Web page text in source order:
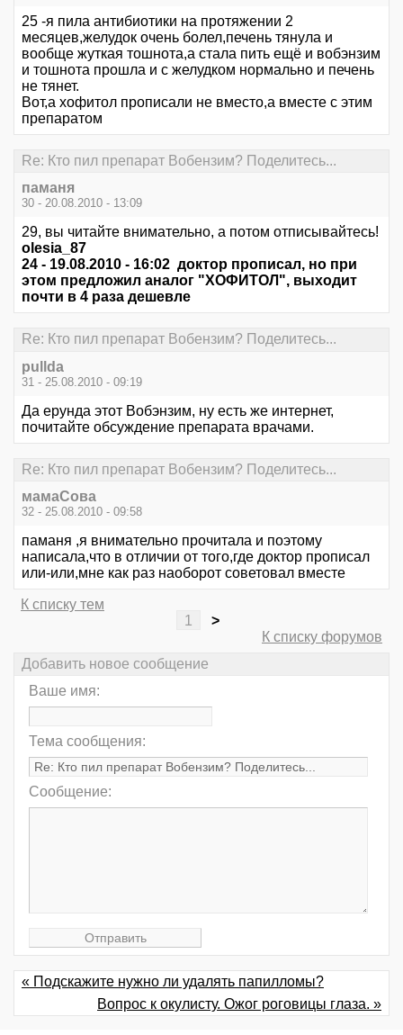
25 -я пила антибиотики на протяжении 2
месяцев,желудок очень болел,печень тянула и
вообще жуткая тошнота,а стала пить ещё и вобэнзим
и тошнота прошла и с желудком нормально и печень
не тянет.
Вот,а хофитол прописали не вместо,а вместе с этим
препаратом
Re: Кто пил препарат Вобензим? Поделитесь...
паманя
30 - 20.08.2010 - 13:09
29, вы читайте внимательно, а потом отписывайтесь!
olesia_87
24 - 19.08.2010 - 16:02 доктор прописал, но при
этом предложил аналог "ХОФИТОЛ", выходит
почти в 4 раза дешевле
Re: Кто пил препарат Вобензим? Поделитесь...
pullda
31 - 25.08.2010 - 09:19
Да ерунда этот Вобэнзим, ну есть же интернет,
почитайте обсуждение препарата врачами.
Re: Кто пил препарат Вобензим? Поделитесь...
мамаСова
32 - 25.08.2010 - 09:58
паманя ,я внимательно прочитала и поэтому
написала,что в отличии от того,где доктор прописал
или-или,мне как раз наоборот советовал вместе
К списку тем
1
>
К списку форумов
Добавить новое сообщение
Ваше имя:
Тема сообщения:
Сообщение:
« Подскажите нужно ли удалять папилломы?
Вопрос к окулисту. Ожог роговицы глаза. »